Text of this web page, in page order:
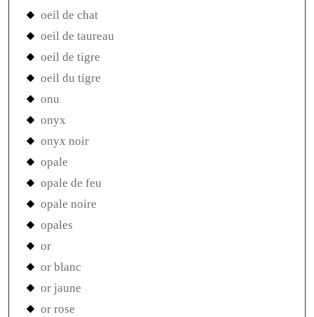
oeil de chat
oeil de taureau
oeil de tigre
oeil du tigre
onu
onyx
onyx noir
opale
opale de feu
opale noire
opales
or
or blanc
or jaune
or rose